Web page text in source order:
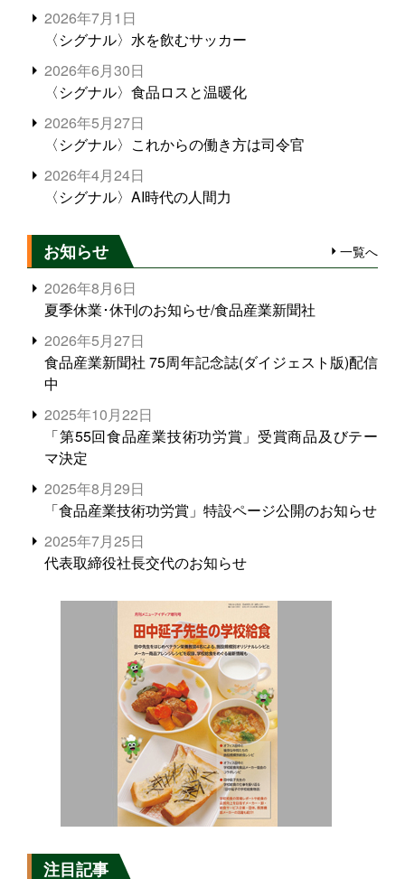
2026年7月1日
〈シグナル〉水を飲むサッカー
2026年6月30日
〈シグナル〉食品ロスと温暖化
2026年5月27日
〈シグナル〉これからの働き方は司令官
2026年4月24日
〈シグナル〉AI時代の人間力
お知らせ 一覧へ
2026年8月6日
夏季休業･休刊のお知らせ/食品産業新聞社
2026年5月27日
食品産業新聞社 75周年記念誌(ダイジェスト版)配信
中
2025年10月22日
「第55回食品産業技術功労賞」受賞商品及びテー
マ決定
2025年8月29日
「食品産業技術功労賞」特設ページ公開のお知らせ
2025年7月25日
代表取締役社長交代のお知らせ
注目記事